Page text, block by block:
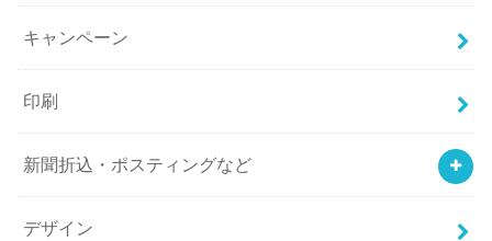
キャンペーン
印刷
新聞折込・ポスティングなど
デザイン